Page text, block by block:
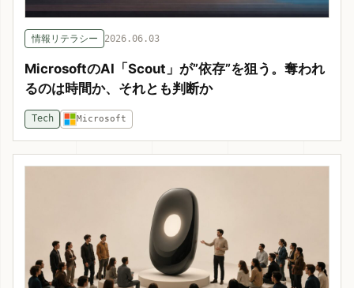
情報リテラシー 2026.06.03
MicrosoftのAI「Scout」が”依存”を狙う。奪われ
るのは時間か、それとも判断か
Tech Microsoft